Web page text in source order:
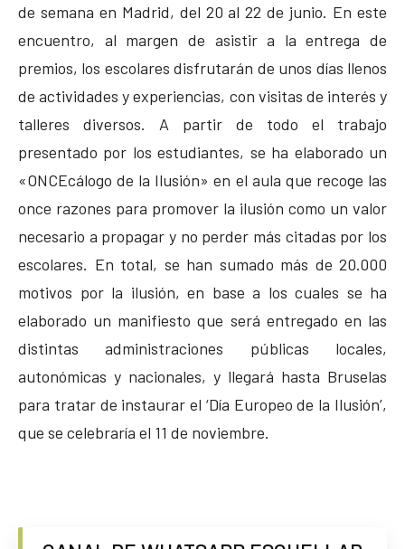
de semana en Madrid, del 20 al 22 de junio. En este
encuentro, al margen de asistir a la entrega de
premios, los escolares disfrutarán de unos días llenos
de actividades y experiencias, con visitas de interés y
talleres diversos. A partir de todo el trabajo
presentado por los estudiantes, se ha elaborado un
«ONCEcálogo de la Ilusión» en el aula que recoge las
once razones para promover la ilusión como un valor
necesario a propagar y no perder más citadas por los
escolares. En total, se han sumado más de 20.000
motivos por la ilusión, en base a los cuales se ha
elaborado un manifiesto que será entregado en las
distintas administraciones públicas locales,
autonómicas y nacionales, y llegará hasta Bruselas
para tratar de instaurar el ‘Día Europeo de la Ilusión’,
que se celebraría el 11 de noviembre.